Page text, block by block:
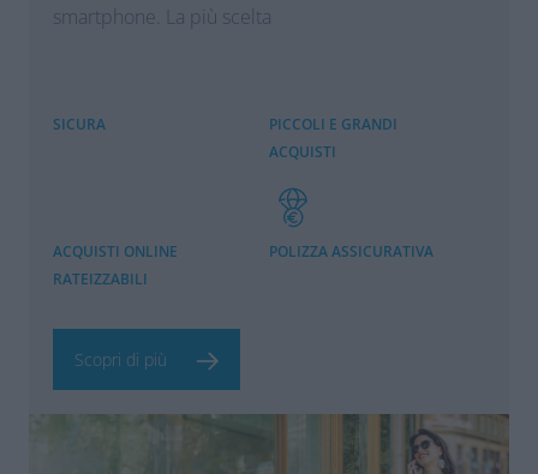
smartphone. La più scelta
SICURA
PICCOLI E GRANDI
ACQUISTI
ACQUISTI ONLINE
RATEIZZABILI
POLIZZA ASSICURATIVA
Scopri di più